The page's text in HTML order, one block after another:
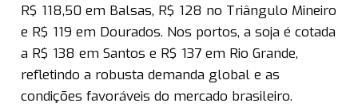
R$ 118,50 em Balsas, R$ 128 no Triângulo Mineiro
e R$ 119 em Dourados. Nos portos, a soja é cotada
a R$ 138 em Santos e R$ 137 em Rio Grande,
refletindo a robusta demanda global e as
condições favoráveis do mercado brasileiro.